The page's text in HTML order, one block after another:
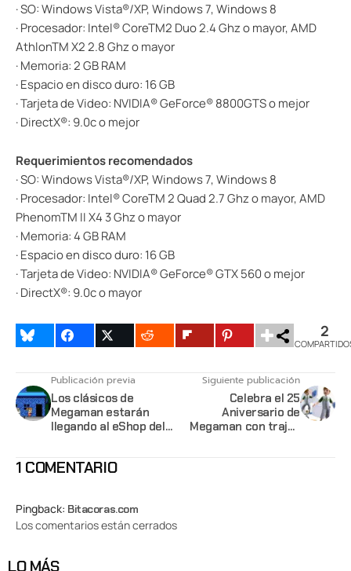
· SO: Windows Vista®/XP, Windows 7, Windows 8
· Procesador: Intel® CoreTM2 Duo 2.4 Ghz o mayor, AMD
AthlonTM X2 2.8 Ghz o mayor
· Memoria: 2 GB RAM
· Espacio en disco duro: 16 GB
· Tarjeta de Video: NVIDIA® GeForce® 8800GTS o mejor
· DirectX®: 9.0c o mejor
Requerimientos recomendados
· SO: Windows Vista®/XP, Windows 7, Windows 8
· Procesador: Intel® CoreTM 2 Quad 2.7 Ghz o mayor, AMD
PhenomTM II X4 3 Ghz o mayor
· Memoria: 4 GB RAM
· Espacio en disco duro: 16 GB
· Tarjeta de Video: NVIDIA® GeForce® GTX 560 o mejor
· DirectX®: 9.0c o mayor
2
Publicación previa
Los clásicos de
Megaman estarán
llegando al eShop del
Siguiente publicación
Celebra el 25
Aniversario de
Megaman con trajes
1 COMENTARIO
Pingback: Bitacoras.com
Los comentarios están cerrados
LO MÁS